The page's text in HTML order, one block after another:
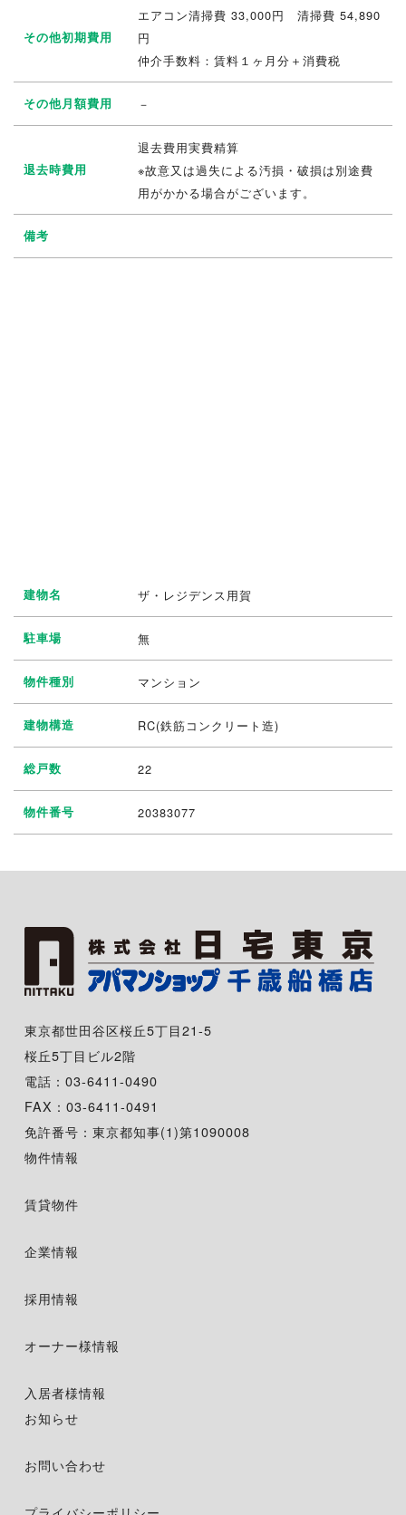
その他初期費用
エアコン清掃費 33,000円 清掃費 54,890
円
仲介手数料：賃料１ヶ月分＋消費税
その他月額費用 －
退去時費用
退去費用実費精算
※故意又は過失による汚損・破損は別途費
用がかかる場合がございます。
備考
建物名 ザ・レジデンス用賀
駐車場 無
物件種別 マンション
建物構造 RC(鉄筋コンクリート造)
総戸数 22
物件番号 20383077
東京都世田谷区桜丘5丁目21-5
桜丘5丁目ビル2階
電話：03-6411-0490
FAX：03-6411-0491
免許番号：東京都知事(1)第1090008
物件情報
賃貸物件
企業情報
採用情報
オーナー様情報
入居者様情報
お知らせ
お問い合わせ